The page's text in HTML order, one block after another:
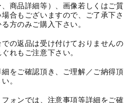
、商品詳細等）、画像若しくはご質
合もございますので、ご了承下さ
方のみご購入下さい。
での返品は受け付けておりませんの
れもご注意下さい。
細をご確認頂き、ご理解／ご納得頂
。
フォンでは、注意事項等詳細をご確